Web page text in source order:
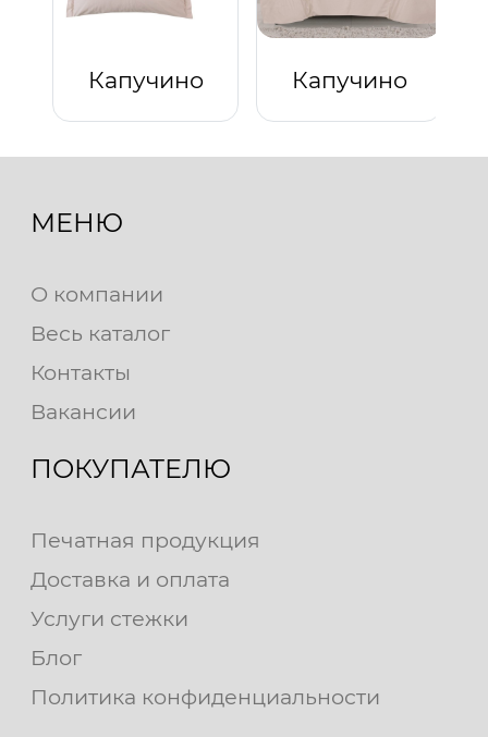
Капучино Капучино
МЕНЮ
О компании
Весь каталог
Контакты
Вакансии
ПОКУПАТЕЛЮ
Печатная продукция
Доставка и оплата
Услуги стежки
Блог
Политика конфиденциальности